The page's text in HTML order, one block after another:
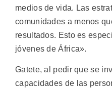
medios de vida. Las
comunidades a menos
resultados. Esto es
jóvenes de África».
Gatete, al pedir que se
capacidades de las